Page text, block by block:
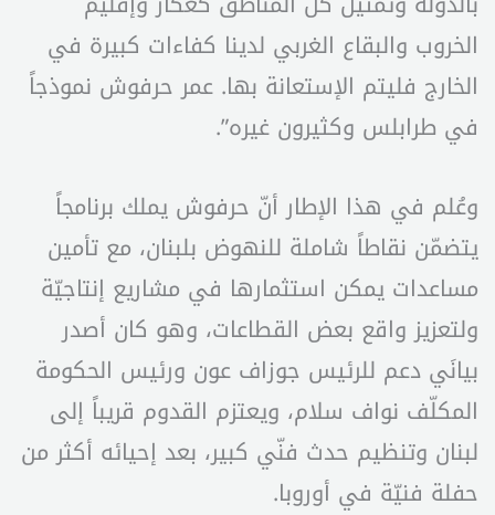
الخروب والبقاع الغربي لدينا كفاءات كبيرة في
الخارج فليتم الإستعانة بها. عمر حرفوش نموذجاً
في طرابلس وكثيرون غيره”.
وعُلم في هذا الإطار أنّ حرفوش يملك برنامجاً
يتضمّن نقاطاً شاملة للنهوض بلبنان، مع تأمين
مساعدات يمكن استثمارها في مشاريع إنتاجيّة
ولتعزيز واقع بعض القطاعات، وهو كان أصدر
بيانَي دعم للرئيس جوزاف عون ورئيس الحكومة
المكلّف نواف سلام، ويعتزم القدوم قريباً إلى
لبنان وتنظيم حدث فنّي كبير، بعد إحيائه أكثر من
حفلة فنيّة في أوروبا.